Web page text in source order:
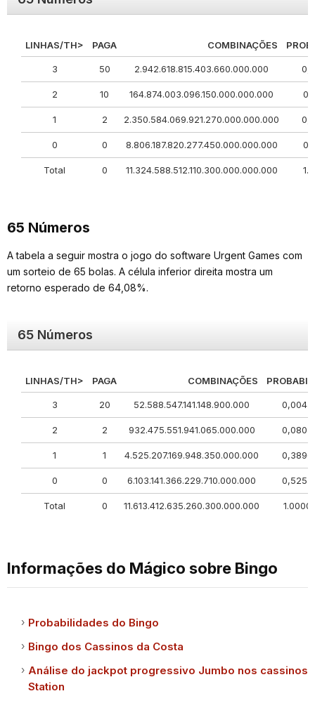
LINHAS/TH> PAGA COMBINAÇÕES
3 50 2.942.618.815.403.660.000.000
2 10 164.874.003.096.150.000.000.000
1 2 2.350.584.069.921.270.000.000.000
0 0 8.806.187.820.277.450.000.000.000
Total 0 11.324.588.512.110.300.000.000.000
65 Números
A tabela a seguir mostra o jogo do software Urgent Games com
um sorteio de 65 bolas. A célula inferior direita mostra um
retorno esperado de 64,08%.
65 Números
LINHAS/TH> PAGA COMBINAÇÕES
3 20 52.588.547.141.148.900.000
2 2 932.475.551.941.065.000.000
1 1 4.525.207.169.948.350.000.000
0 0 6.103.141.366.229.710.000.000
Total 0 11.613.412.635.260.300.000.000
Informações do Mágico sobre Bingo
Probabilidades do Bingo
Bingo dos Cassinos da Costa
Análise do jackpot progressivo Jumbo nos cassinos
Station